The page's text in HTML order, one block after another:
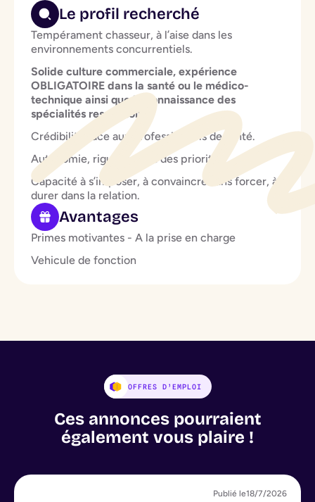
Le profil recherché
Tempérament chasseur, à l’aise dans les
environnements concurrentiels.
Solide culture commerciale, expérience
OBLIGATOIRE dans la santé ou le médico-
technique ainsi que la connaissance des
spécialités respiratoires
Crédibilité face aux professionnels de santé.
Autonomie, rigueur, sens des priorités.
Capacité à s’imposer, à convaincre sans forcer, à
durer dans la relation.
Avantages
Primes motivantes - A la prise en charge
Vehicule de fonction
OFFRES D’EMPLOI
Ces annonces pourraient
également vous plaire !
Publié le18/7/2026